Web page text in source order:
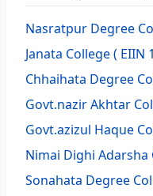
Nasratpur Degree
Janata College( EIIN
Chhaihata Degree
Govt.nazir Akhtar
Govt.azizul Haque
Nimai Dighi Adarsha
Sonahata Degree